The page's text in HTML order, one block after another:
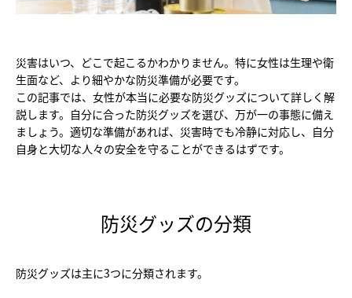
災害はいつ、どこで起こるかわかりません。特に女性は生理や衛
生面など、より細やかな防災準備が必要です。
この記事では、女性が本当に必要な防災グッズについて詳しく解
説します。自分に合った防災グッズを選び、万が一の事態に備え
ましょう。適切な準備があれば、災害時でも冷静に対応し、自分
自身と大切な人々の安全を守ることができるはずです。
防災グッズの分類
防災グッズは主に3つに分類されます。